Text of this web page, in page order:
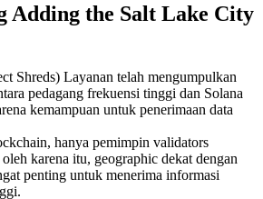
Adding the Salt Lake City
Shreds) Layanan telah mengumpulkan
pedagang frekuensi tinggi dan Solana
kemampuan untuk penerimaan data
hanya pemimpin validators
karena itu, geographic dekat dengan
penting untuk menerima informasi